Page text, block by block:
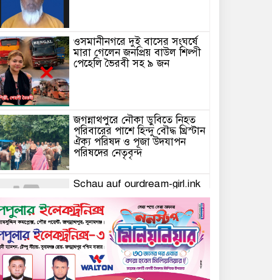
ওসমানীনগরে দুই বাসের সংঘর্ষে
মারা গেলেন জনপ্রিয় বাউল শিল্পী
পেহেলি ভৈরবী সহ ৯ জন
জগন্নাথপুরে নৌকা ডুবিতে নিহত
পরিবারের পাশে হিন্দু বৌদ্ধ খ্রিস্টান
ঐক্য পরিষদ ও পূজা উদযাপন
পরিষদের নেতৃবৃন্দ
Schau auf ourdream-girl.ink
für personalisierte KI-
Romantik vorbei
Camsoda AI’s Immersive
Voice & Image Experience:
Elevating English Language
Engagement in the USA